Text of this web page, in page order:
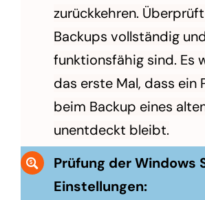
zurückkehren.
Backups vollständig
funktionsfähig sind. Es
das erste Mal, dass ein
beim Backup eines
unentdeckt bleibt.
Prüfung der Windows
Einstellungen: